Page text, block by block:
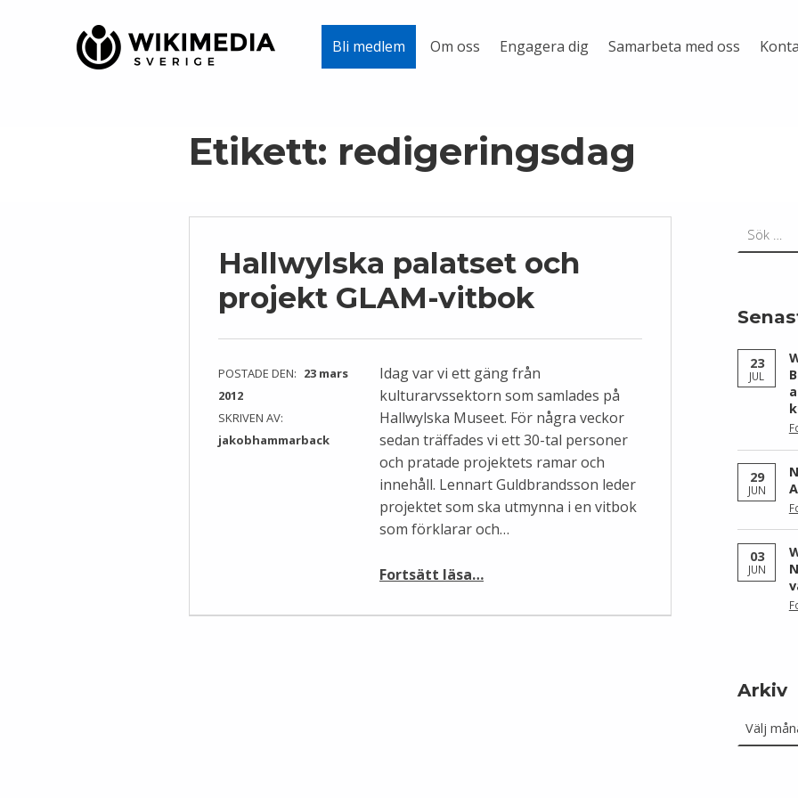
Bli medlem Om oss Engagera dig Samarbeta med oss
Etikett: redigeringsdag
Hallwylska palatset och
projekt GLAM-vitbok
POSTADE DEN: 23 mars
2012
SKRIVEN AV:
jakobhammarback
Idag var vi ett gäng från
kulturarvssektorn som samlades på
Hallwylska Museet. För några veckor
sedan träffades vi ett 30-tal personer
och pratade projektets ramar och
innehåll. Lennart Guldbrandsson leder
projektet som ska utmynna i en vitbok
som förklarar och…
Fortsätt läsa…
23
JUL
29
JUN
03
JUN
Arkiv